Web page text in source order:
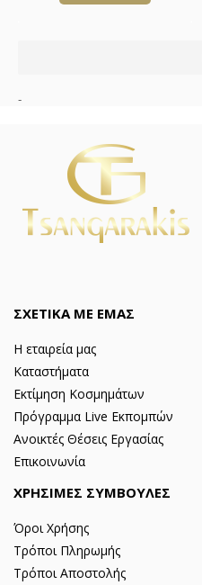
-
ΣΧΕΤΙΚΑ ΜΕ ΕΜΑΣ
Η εταιρεία μας
Καταστήματα
Εκτίμηση Κοσμημάτων
Πρόγραμμα Live Εκπομπών
Ανοικτές Θέσεις Εργασίας
Επικοινωνία
ΧΡΗΣΙΜΕΣ ΣΥΜΒΟΥΛΕΣ
Όροι Χρήσης
Τρόποι Πληρωμής
Τρόποι Αποστολής